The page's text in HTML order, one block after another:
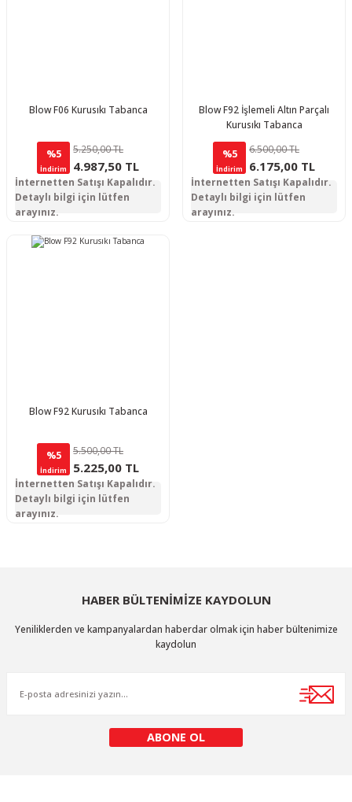
Blow F06 Kurusıkı Tabanca
%5
İndirim
5.250,00 TL
4.987,50 TL
İnternetten Satışı Kapalıdır.
Detaylı bilgi için lütfen
arayınız.
Blow F92 İşlemeli Altın Parçalı
Kurusıkı Tabanca
%5
İndirim
6.500,00 TL
6.175,00 TL
İnternetten Satışı Kapalıdır.
Detaylı bilgi için lütfen
arayınız.
Blow F92 Kurusıkı Tabanca
%5
İndirim
5.500,00 TL
5.225,00 TL
İnternetten Satışı Kapalıdır.
Detaylı bilgi için lütfen
arayınız.
HABER BÜLTENİMİZE KAYDOLUN
Yeniliklerden ve kampanyalardan haberdar olmak için haber bültenimize
kaydolun
ABONE OL